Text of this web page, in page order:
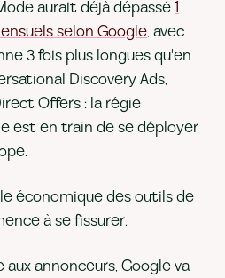
aurait déjà dépassé1
selon Google, avec
3 fois plus longues qu'en
Discovery Ads,
Offers : la régie
est en train de se déployer
économique des outils de
à se fissurer.
annonceurs, Google va